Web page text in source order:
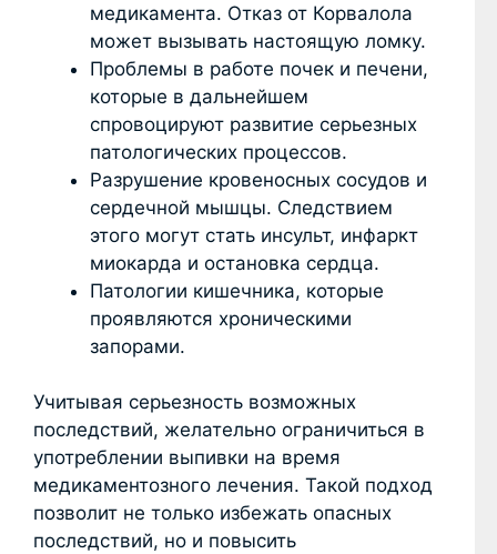
медикамента. Отказ от Корвалола
может вызывать настоящую ломку.
Проблемы в работе почек и печени,
которые в дальнейшем
спровоцируют развитие серьезных
патологических процессов.
Разрушение кровеносных сосудов и
сердечной мышцы. Следствием
этого могут стать инсульт, инфаркт
миокарда и остановка сердца.
Патологии кишечника, которые
проявляются хроническими
запорами.
Учитывая серьезность возможных
последствий, желательно ограничиться в
употреблении выпивки на время
медикаментозного лечения. Такой подход
позволит не только избежать опасных
последствий, но и повысить